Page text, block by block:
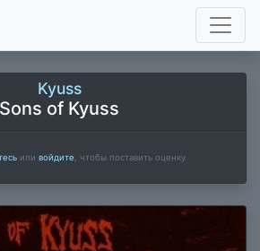
Kyuss
Sons of Kyuss
или войдите , чтобы поставить оценку